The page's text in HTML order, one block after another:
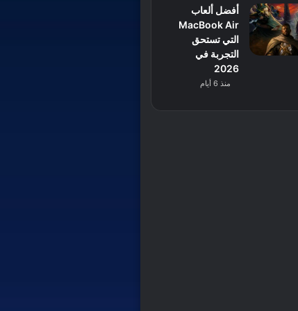
أفضل ألعاب
MacBook Air
التي تستحق
التجربة في
2026
منذ 6 أيام